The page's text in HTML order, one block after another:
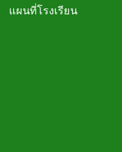
แผนที่โรงเรียน